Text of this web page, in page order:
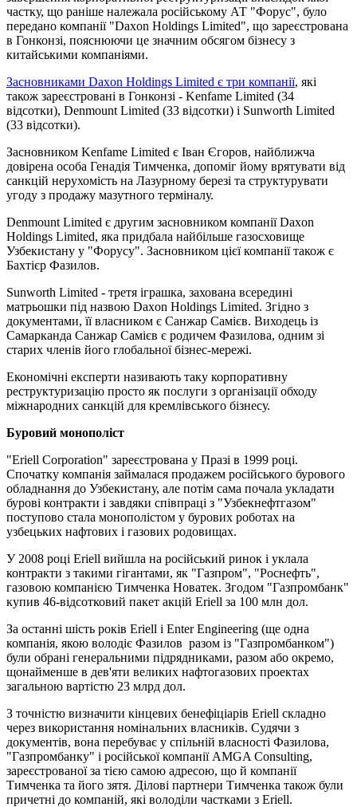
частку, що раніше належала російському АТ "Форус", було
передано компанії "Daxon Holdings Limited", що зареєстрована
в Гонконзі, пояснюючи це значним обсягом бізнесу з
китайськими компаніями.
Засновниками Daxon Holdings Limited є три компанії, які
також зареєстровані в Гонконзі - Kenfame Limited (34
відсотки), Denmount Limited (33 відсотки) і Sunworth Limited
(33 відсотки).
Засновником Kenfame Limited є Іван Єгоров, найближча
довірена особа Генадія Тимченка, допоміг йому врятувати від
санкцій нерухомість на Лазурному березі та структурувати
угоду з продажу мазутного терміналу.
Denmount Limited є другим засновником компанії Daxon
Holdings Limited, яка придбала найбільше газосховище
Узбекистану у "Форусу". Засновником цієї компанії також є
Бахтієр Фазилов.
Sunworth Limited - третя іграшка, захована всередині
матрьошки під назвою Daxon Holdings Limited. Згідно з
документами, її власником є Санжар Самієв. Виходець із
Самарканда Санжар Самієв є родичем Фазилова, одним зі
старих членів його глобальної бізнес-мережі.
Економічні експерти називають таку корпоративну
реструктуризацію просто як послуги з організації обходу
міжнародних санкцій для кремлівського бізнесу.
Буровий монополіст
"Eriell Corporation" зареєстрована у Празі в 1999 році.
Спочатку компанія займалася продажем російського бурового
обладнання до Узбекистану, але потім сама почала укладати
бурові контракти і завдяки співпраці з "Узбекнефтгазом"
поступово стала монополістом у бурових роботах на
узбецьких нафтових і газових родовищах.
У 2008 році Eriell вийшла на російський ринок і уклала
контракти з такими гігантами, як "Газпром", "Роснефть",
газовою компанією Тимченка Новатек. Згодом "Газпромбанк"
купив 46-відсотковий пакет акцій Eriell за 100 млн дол.
За останні шість років Eriell і Enter Engineering (ще одна
компанія, якою володіє Фазилов разом із "Газпромбанком")
були обрані генеральними підрядниками, разом або окремо,
щонайменше в дев'яти великих нафтогазових проектах
загальною вартістю 23 млрд дол.
З точністю визначити кінцевих бенефіціарів Eriell складно
через використання номінальних власників. Судячи з
документів, вона перебуває у спільній власності Фазилова,
"Газпромбанку" і російської компанії AMGA Consulting,
зареєстрованої за тією самою адресою, що й компанії
Тимченка та його зятя. Ділові партнери Тимченка також були
причетні до компаній, які володіли частками з Eriell.